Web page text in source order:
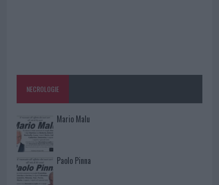
NECROLOGIE
Mario Malu
Paolo Pinna